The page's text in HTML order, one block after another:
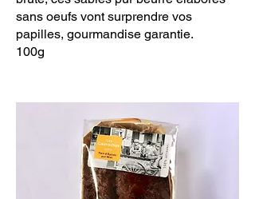
sans oeufs vont surprendre vos
papilles, gourmandise garantie.
100g